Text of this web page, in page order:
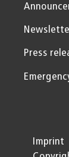
Press
Imprint